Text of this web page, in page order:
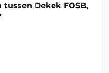
Dekek FOSB,